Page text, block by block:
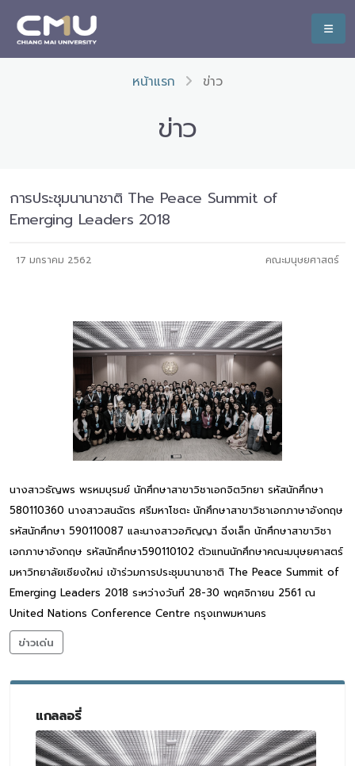
หน้าแรก ข่าว
ข่าว
การประชุมนานาชาติ The Peace Summit of
Emerging Leaders 2018
17 มกราคม 2562 คณะมนุษยศาสตร์
นางสาวธัญพร พรหมบุรมย์ นักศึกษาสาขาวิชาเอกจิตวิทยา รหัสนักศึกษา
580110360 นางสาวสนฉัตร ศรีมหาโชตะ นักศึกษาสาขาวิชาเอกภาษาอังกฤษ
รหัสนักศึกษา 590110087 และนางสาวอภิญญา ฉิ่งเล็ก นักศึกษาสาขาวิชา
เอกภาษาอังกฤษ รหัสนักศึกษา590110102 ตัวแทนนักศึกษาคณะมนุษยศาสตร์
มหาวิทยาลัยเชียงใหม่ เข้าร่วมการประชุมนานาชาติ The Peace Summit of
Emerging Leaders 2018 ระหว่างวันที่ 28-30 พฤศจิกายน 2561 ณ
United Nations Conference Centre กรุงเทพมหานคร
ข่าวเด่น
แกลลอรี่